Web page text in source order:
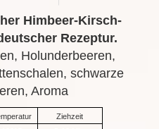
Himbeer-Kirsch-
Rezeptur.
Holunderbeeren,
schwarze
Aroma
Ziehzeit